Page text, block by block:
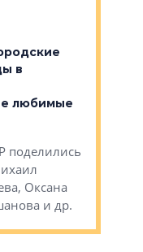
в
любимые
поделились
Оксана
и др.